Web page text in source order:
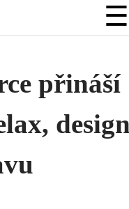
☰
přináší